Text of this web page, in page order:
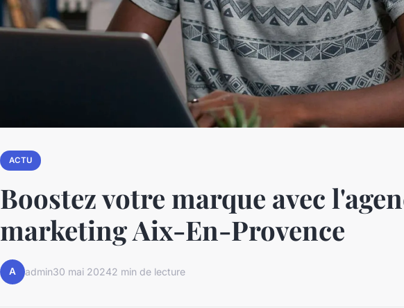
ACTU
Boostez votre marque avec
marketing Aix-En-Provence
A admin30 mai 20242 min de lecture